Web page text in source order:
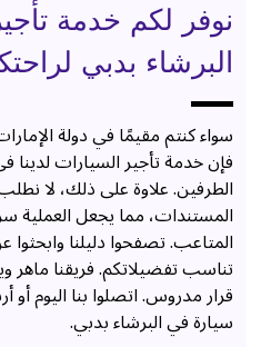
نوفر لكم خدمة
البرشاء بدبي
سواء كنتم مقيمًا في دولة
فإن خدمة تأجير السيارات لدينا
الطرفين. علاوة على ذلك، لا
المستندات، مما يجعل العملية
المتاعب. تصفحوا دليلنا وابحثوا
تناسب تفضيلاتكم. فريقنا ماهر
قرار مدروس. اتصلوا بنا اليوم أو
سيارة في البرشاء بدبي.